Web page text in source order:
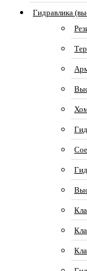
Гидравлика